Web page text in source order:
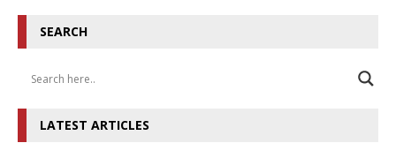
SEARCH
LATEST ARTICLES